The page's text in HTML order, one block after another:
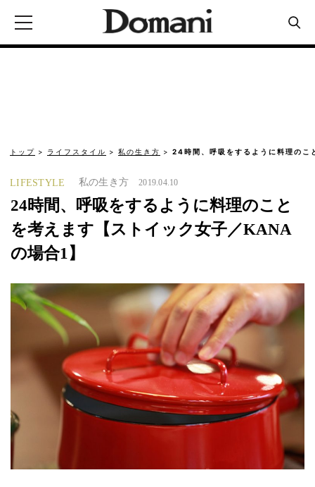
トップ ライフスタイル 私の生き方 24時間、呼吸をするように料理のこ
LIFESTYLE 私の生き方 2019.04.10
24時間、呼吸をするように料理のこと
を考えます【ストイック女子／KANA
の場合1】